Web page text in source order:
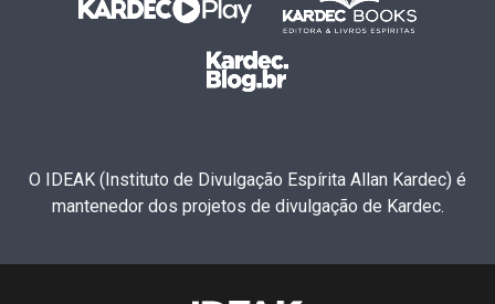
O IDEAK (Instituto de Divulgação Espírita Allan Kardec) é
mantenedor dos projetos de divulgação de Kardec.